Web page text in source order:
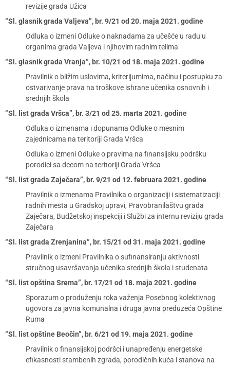
revizije grada Užica
“Sl. glasnik grada Valjeva”, br. 9/21 od 20. maja 2021. godine
Odluka o izmeni Odluke o naknadama za učešće u radu u
organima grada Valjeva i njihovim radnim telima
“Sl. glasnik grada Vranja”, br. 10/21 od 18. maja 2021. godine
Pravilnik o bližim uslovima, kriterijumima, načinu i postupku za
ostvarivanje prava na troškove ishrane učenika osnovnih i
srednjih škola
“Sl. list grada Vršca”, br. 3/21 od 25. marta 2021. godine
Odluka o izmenama i dopunama Odluke o mesnim
zajednicama na teritoriji Grada Vršca
Odluka o izmeni Odluke o pravima na finansijsku podršku
porodici sa decom na teritoriji Grada Vršca
“Sl. list grada Zaječara”, br. 9/21 od 12. februara 2021. godine
Pravilnik o izmenama Pravilnika o organizaciji i sistematizaciji
radnih mesta u Gradskoj upravi, Pravobranilaštvu grada
Zaječara, Budžetskoj inspekciji i Službi za internu reviziju grada
Zaječara
“Sl. list grada Zrenjanina”, br. 15/21 od 31. maja 2021. godine
Pravilnik o izmeni Pravilnika o sufinansiranju aktivnosti
stručnog usavršavanja učenika srednjih škola i studenata
“Sl. list opština Srema”, br. 17/21 od 18. maja 2021. godine
Sporazum o produženju roka važenja Posebnog kolektivnog
ugovora za javna komunalna i druga javna preduzeća Opštine
Ruma
“Sl. list opštine Beočin”, br. 6/21 od 19. maja 2021. godine
Pravilnik o finansijskoj podršci i unapređenju energetske
efikasnosti stambenih zgrada, porodičnih kuća i stanova na